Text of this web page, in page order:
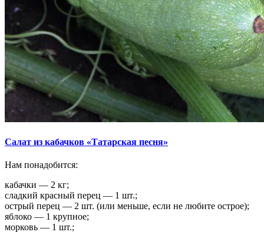
Салат из кабачков «Татарская песня»
Нам понадобится:
кабачки — 2 кг;
сладкий красный перец — 1 шт.;
острый перец — 2 шт. (или меньше, если не любите острое);
яблоко — 1 крупное;
морковь — 1 шт.;